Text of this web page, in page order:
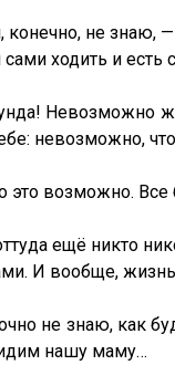
конечно, не
ходить и есть
Невозможно
невозможно,
это возможно.
ещё никто
И вообще,
не знаю, как
нашу маму…